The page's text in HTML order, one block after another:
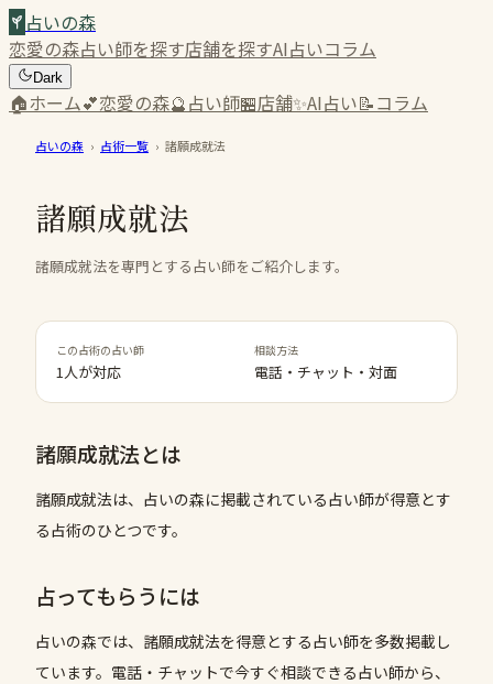
占いの森
恋愛の森占い師を探す店舗を探すAI占いコラム
Dark
🏠ホーム💕恋愛の森🔮占い師🏪店舗✨AI占い📝コラム
占いの森 › 占術一覧 › 諸願成就法
諸願成就法
諸願成就法を専門とする占い師をご紹介します。
この占術の占い師
1人が対応
相談方法
電話・チャット・対面
諸願成就法とは
諸願成就法は、占いの森に掲載されている占い師が得意とす
る占術のひとつです。
占ってもらうには
占いの森では、 諸願成就法を得意とする占い師を多数掲載し
ています。電話・チャットで今すぐ相談できる占い師から、